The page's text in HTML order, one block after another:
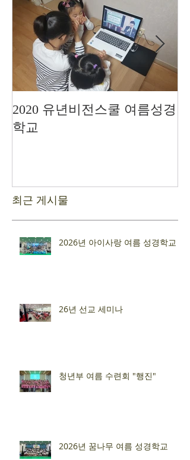
2020 유년비전스쿨 여름성경
학교
최근 게시물
2026년 아이사랑 여름 성경학교
26년 선교 세미나
청년부 여름 수련회 "행진"
2026년 꿈나무 여름 성경학교